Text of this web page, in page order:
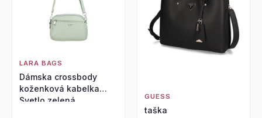
LARA BAGS
Dámska crossbody
koženková kabelka
Svetlo zelená
GUESS
taška